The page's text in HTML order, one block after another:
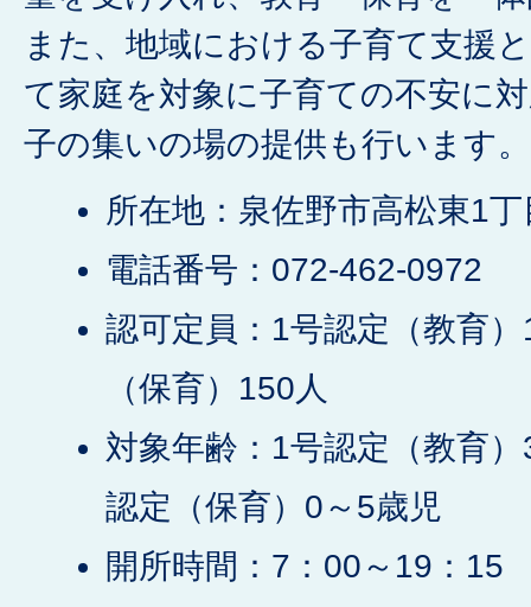
また、地域における子育て支援
て家庭を対象に子育ての不安に
子の集いの場の提供も行います。
所在地：泉佐野市高松東1
電話番号：072-462-0972
認可定員：1号認定（教育
（保育）150人
対象年齢：1号認定（教育
認定（保育）0～5歳児
開所時間：7：00～19：15